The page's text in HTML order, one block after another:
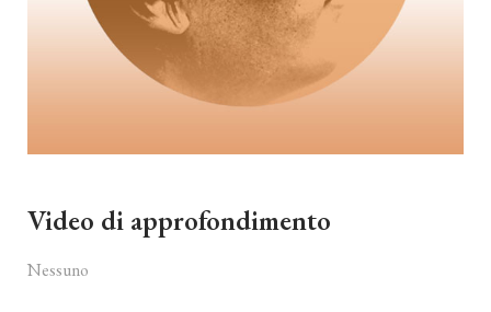
Video di approfondimento
Nessuno